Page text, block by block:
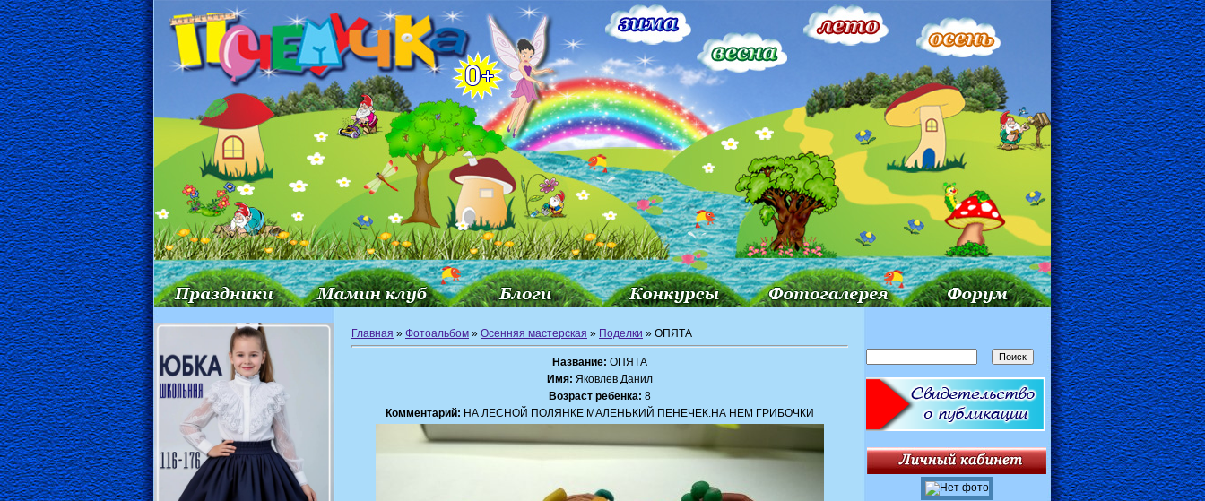
Главная » Фотоальбом » Осенняя мастерская » Поделки » ОПЯТА
Название: ОПЯТА
Имя: Яковлев Данил
Возраст ребенка: 8
Комментарий: НА ЛЕСНОЙ ПОЛЯНКЕ МАЛЕНЬКИЙ ПЕНЕЧЕК.НА НЕМ ГРИБОЧКИ